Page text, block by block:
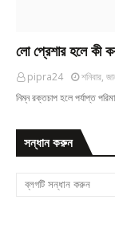
লো প্রেশার হলে কী
pipra24
শনিবার,
নিম্ন রক্তচাপ হলে পর্যাপ্ত
সন্ধান করুন